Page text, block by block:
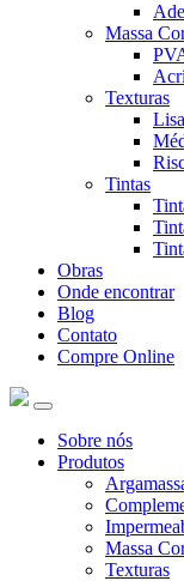
Massa
Texturas
Lisa
Tintas
Obras
Onde encontrar
Blog
Contato
Compre Online
Sobre nós
Produtos
Massa
Texturas